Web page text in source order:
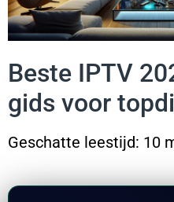
Beste IPTV
gids voor
Geschatte leestijd: 10